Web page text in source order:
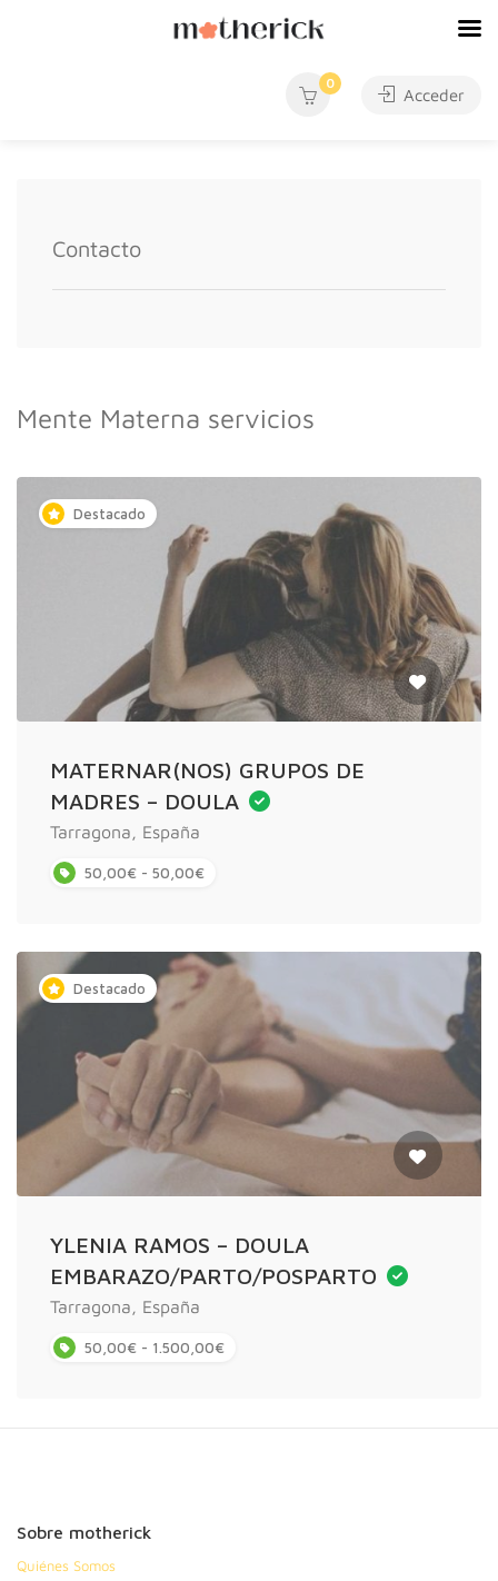
0
Acceder
Contacto
Mente Materna servicios
Destacado
MATERNAR(NOS) GRUPOS DE
MADRES – DOULA
Tarragona, España
50,00€ - 50,00€
Destacado
YLENIA RAMOS – DOULA
EMBARAZO/PARTO/POSPARTO
Tarragona, España
50,00€ - 1.500,00€
Sobre motherick
Quiénes Somos